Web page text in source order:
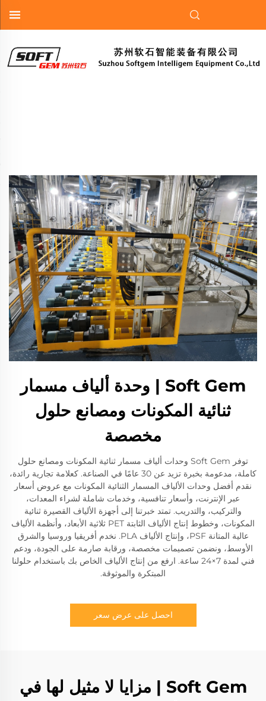
Soft Gem | وحدة ألياف مسمار
ثنائية المكونات ومصانع حلول
مخصصة
توفر Soft Gem وحدات ألياف مسمار ثنائية المكونات ومصانع حلول
كاملة، مدعومة بخبرة تزيد عن 30 عامًا في الصناعة. كعلامة تجارية رائدة،
نقدم أفضل وحدات الألياف المسمار الثنائية المكونات مع عروض أسعار
عبر الإنترنت، وأسعار تنافسية، وخدمات شاملة لشراء المعدات،
والتركيب، والتدريب. تمتد خبرتنا إلى أجهزة الألياف القصيرة ثنائية
المكونات، وخطوط إنتاج الألياف الثابتة PET ثلاثية الأبعاد، وأنظمة الألياف
عالية المتانة PSF، وإنتاج الألياف PLA. نخدم أفريقيا وروسيا والشرق
الأوسط، ونضمن تصميمات مخصصة، ورقابة صارمة على الجودة، ودعم
فني لمدة 7×24 ساعة. ارفع من إنتاج الألياف الخاص بك باستخدام حلولنا
المبتكرة والموثوقة.
احصل على عرض سعر
Soft Gem | مزايا لا مثيل لها في